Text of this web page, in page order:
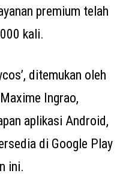
premium telah
kali.
ditemukan oleh
Ingrao,
aplikasi Android,
di Google Play
ini.